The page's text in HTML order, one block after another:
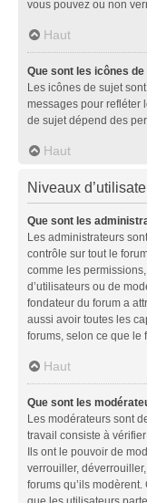
vous pouvez ou non
Haut
Que sont les icônes de
Les icônes de sujet
messages pour refléter
de sujet dépend des
Haut
Niveaux
Que sont les
Les administrateurs
contrôle sur tout le
comme les
d’utilisateurs ou de
fondateur du forum a
aussi avoir toutes les
forums, selon ce que le
Haut
Que sont les
Les modérateurs sont
travail consiste à
Ils ont le pouvoir de
verrouiller,
forums qu’ils